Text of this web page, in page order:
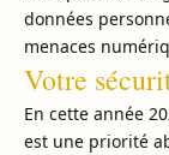
données
menaces
Votre
En cette année
est une priorité